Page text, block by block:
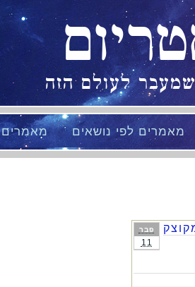
לעולם הזה
מאמרים מאמרים לפי נושאים
פבר
11